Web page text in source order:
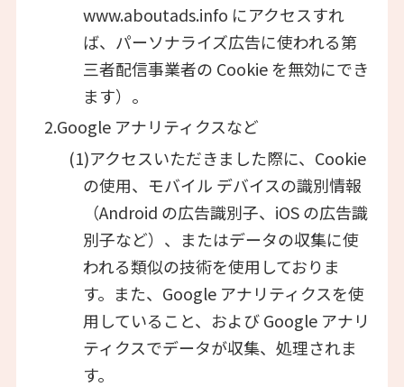
www.aboutads.info にアクセスすれ
ば、パーソナライズ広告に使われる第
三者配信事業者の Cookie を無効にでき
ます）。
2.Google アナリティクスなど
(1)アクセスいただきました際に、Cookie
の使用、モバイル デバイスの識別情報
（Android の広告識別子、iOS の広告識
別子など）、またはデータの収集に使
われる類似の技術を使用しておりま
す。また、Google アナリティクスを使
用していること、および Google アナリ
ティクスでデータが収集、処理されま
す。